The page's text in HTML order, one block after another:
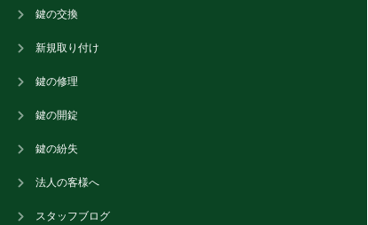
鍵の交換
新規取り付け
鍵の修理
鍵の開錠
鍵の紛失
法人の客様へ
スタッフブログ